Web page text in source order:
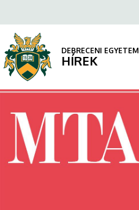
DEBRECENI
EGYETEMDEBRECENI EGYETEM
HÍREK